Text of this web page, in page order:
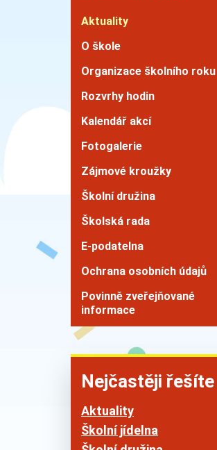
Aktuality
O škole
Organizace školního roku
Rozvrhy hodin
Kalendář akcí
Fotogalerie
Zájmové kroužky
Školní družina
Školská rada
E-podatelna
Ochrana osobních údajů
Povinně zveřejňované
informace
Nejčastěji řešíte
Aktuality
Školní jídelna